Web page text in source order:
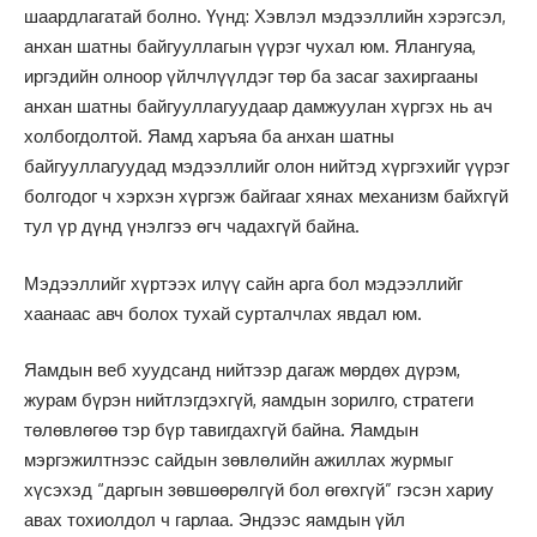
шаардлагатай болно. Үүнд: Хэвлэл мэдээллийн хэрэгсэл,
анхан шатны байгууллагын үүрэг чухал юм. Ялангуяа,
иргэдийн олноор үйлчлүүлдэг төр ба засаг захиргааны
анхан шатны байгууллагуудаар дамжуулан хүргэх нь ач
холбогдолтой. Яамд харъяа ба анхан шатны
байгууллагуудад мэдээллийг олон нийтэд хүргэхийг үүрэг
болгодог ч хэрхэн хүргэж байгааг хянах механизм байхгүй
тул үр дүнд үнэлгээ өгч чадахгүй байна.
Мэдээллийг хүртээх илүү сайн арга бол мэдээллийг
хаанаас авч болох тухай сурталчлах явдал юм.
Яамдын веб хуудсанд нийтээр дагаж мөрдөх дүрэм,
журам бүрэн нийтлэгдэхгүй, яамдын зорилго, стратеги
төлөвлөгөө тэр бүр тавигдахгүй байна. Яамдын
мэргэжилтнээс сайдын зөвлөлийн ажиллах журмыг
хүсэхэд “даргын зөвшөөрөлгүй бол өгөхгүй” гэсэн хариу
авах тохиолдол ч гарлаа. Эндээс яамдын үйл